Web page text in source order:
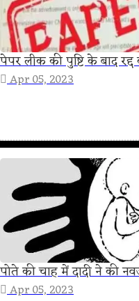
पेपर लीक की पुष्टि के बाद रद्द
Apr 05, 2023
पोते की चाह में दादी ने की
Apr 05, 2023